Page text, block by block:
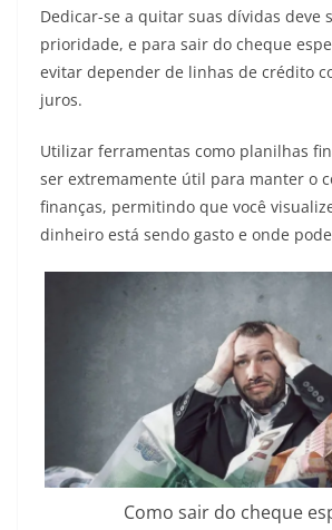
Dedicar-se a quitar suas dívidas deve
prioridade, e para sair do cheque
evitar depender de linhas de crédito
juros.
Utilizar ferramentas como planilhas
ser extremamente útil para manter o
finanças, permitindo que você
dinheiro está sendo gasto e onde
Como sair do cheque